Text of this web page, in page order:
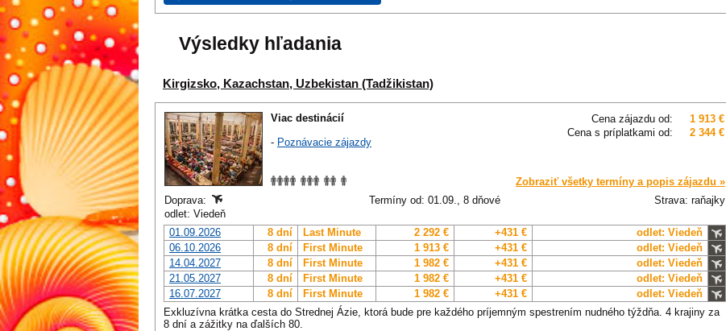
Výsledky hľadania
Kirgizsko, Kazachstan, Uzbekistan (Tadžikistan)
Cena zájazdu od:
1 913 €
Cena s príplatkami od:
2 344 €
Viac destinácií
- Poznávacie zájazdy
Zobraziť všetky termíny a popis zájazdu »
Doprava:
Termíny od: 01.09., 8 dňové
Strava: raňajky
odlet: Viedeň
01.09.2026
8 dní Last Minute 2 292 € +431 €
odlet: Viedeň
06.10.2026
8 dní First Minute 1 913 € +431 €
odlet: Viedeň
14.04.2027
8 dní First Minute 1 982 € +431 €
odlet: Viedeň
21.05.2027
8 dní First Minute 1 982 € +431 €
odlet: Viedeň
16.07.2027
8 dní First Minute 1 982 € +431 €
odlet: Viedeň
Exkluzívna krátka cesta do Strednej Ázie, ktorá bude pre každého príjemným spestrením nudného týždňa. 4 krajiny za
8 dní a zážitky na ďalších 80.